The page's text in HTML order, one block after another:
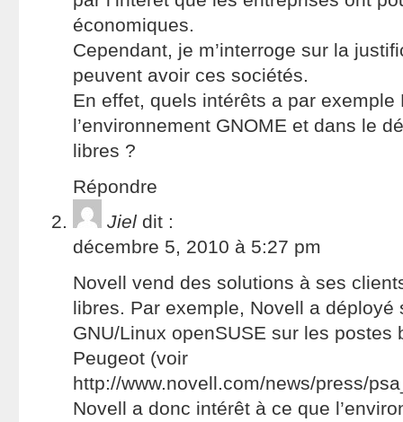
économiques.
Cependant, je m’interroge sur la
peuvent avoir ces sociétés.
En effet, quels intérêts a par
l’environnement GNOME et dans le
libres ?
Répondre
Jiel dit :
décembre 5, 2010 à 5:27 pm
Novell vend des solutions à ses
libres. Par exemple, Novell a déployé
GNU/Linux openSUSE sur les postes
Peugeot (voir
http://www.novell.com/news/press/
Novell a donc intérêt à ce que